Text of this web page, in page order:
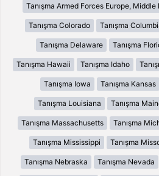
Tanışma Armed Forces Europe, Middle
Tanışma Colorado Tanışma
Tanışma Delaware Tanışma
Tanışma Hawaii Tanışma Idaho
Tanışma Iowa Tanışma Kansas
Tanışma Louisiana Tanışma
Tanışma Massachusetts Tanışma
Tanışma Mississippi Tanışma
Tanışma Nebraska Tanışma Nevada